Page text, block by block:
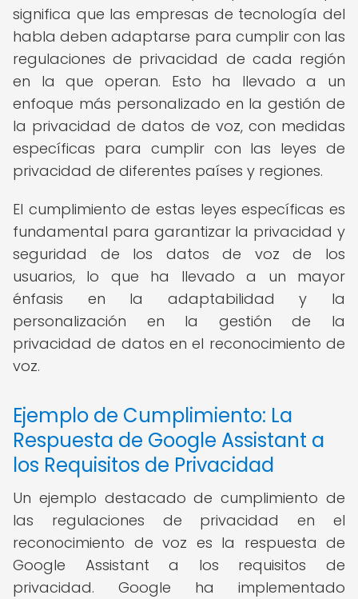
significa que las empresas de tecnología del
habla deben adaptarse para cumplir con las
regulaciones de privacidad de cada región
en la que operan. Esto ha llevado a un
enfoque más personalizado en la gestión de
la privacidad de datos de voz, con medidas
específicas para cumplir con las leyes de
privacidad de diferentes países y regiones.
El cumplimiento de estas leyes específicas es
fundamental para garantizar la privacidad y
seguridad de los datos de voz de los
usuarios, lo que ha llevado a un mayor
énfasis en la adaptabilidad y la
personalización en la gestión de la
privacidad de datos en el reconocimiento de
voz.
Ejemplo de Cumplimiento: La
Respuesta de Google Assistant a
los Requisitos de Privacidad
Un ejemplo destacado de cumplimiento de
las regulaciones de privacidad en el
reconocimiento de voz es la respuesta de
Google Assistant a los requisitos de
privacidad. Google ha implementado